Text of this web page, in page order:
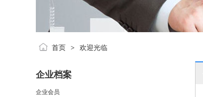
首页 > 欢迎光临
企业档案
企业会员